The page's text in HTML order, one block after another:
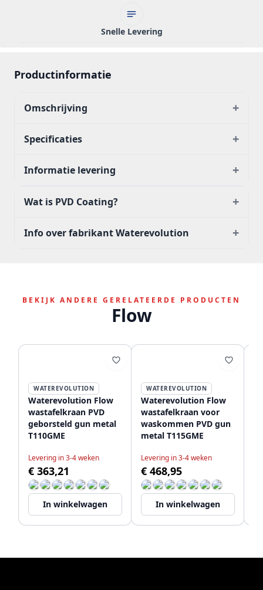
Snelle Levering
Productinformatie
Omschrijving +
Specificaties +
Informatie levering +
Wat is PVD Coating? +
Info over fabrikant Waterevolution +
BEKIJK ANDERE GERELATEERDE PRODUCTEN
Flow
WATEREVOLUTION
Waterevolution Flow
wastafelkraan PVD
geborsteld gun metal
T110GME
Levering in 3-4 weken
€ 363,21
In winkelwagen
WATEREVOLUTION
Waterevolution Flow
wastafelkraan voor
waskommen PVD gun
metal T115GME
Levering in 3-4 weken
€ 468,95
In winkelwagen